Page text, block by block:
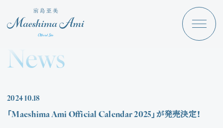
Maeshima Ami Discography
News
News
202410.18
「Maeshima Ami Official Calendar 2025」が発売決定！